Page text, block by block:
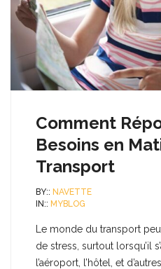
Comment
Besoins en
Transport
BY:: NAVETTE
IN:: MYBLOG
Le monde du transport
de stress, surtout lorsqu’il
l’aéroport, l’hôtel, et